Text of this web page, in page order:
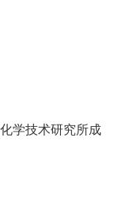
学技术研究所成